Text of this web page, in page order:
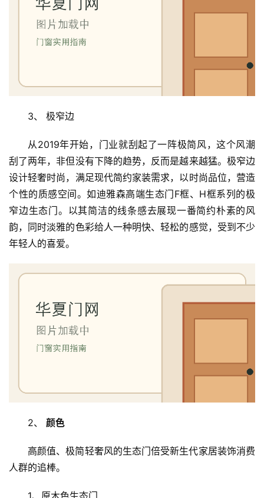
户
门
3、 极窄边
从2019年开始，门业就刮起了一阵极简风，这个风潮
刮了两年，非但没有下降的趋势，反而是越来越猛。极窄边
设计轻奢时尚，满足现代简约家装需求，以时尚品位，营造
个性的质感空间。如迪雅森高端生态门F框、H框系列的极
窄边生态门。以其简洁的线条感去展现一番简约朴素的风
韵，同时淡雅的色彩给人一种明快、轻松的感觉，受到不少
年轻人的喜爱。
2、 颜色
高颜值、极简轻奢风的生态门倍受新生代家居装饰消费
人群的追棒。
1、原木色生态门